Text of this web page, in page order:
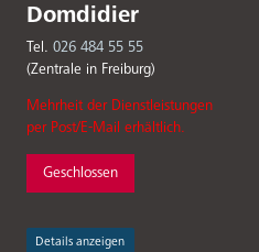
Domdidier
Tel. 026 484 55 55
(Zentrale in Freiburg)
Mehrheit der Dienstleistungen
per Post/E-Mail erhältlich.
Geschlossen
Details anzeigen